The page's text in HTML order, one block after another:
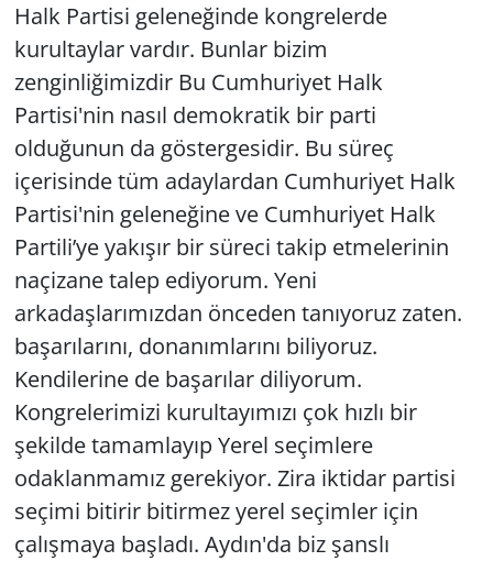
Halk Partisi geleneğinde kongrelerde
kurultaylar vardır. Bunlar bizim
zenginliğimizdir Bu Cumhuriyet Halk
Partisi'nin nasıl demokratik bir parti
olduğunun da göstergesidir. Bu süreç
içerisinde tüm adaylardan Cumhuriyet Halk
Partisi'nin geleneğine ve Cumhuriyet Halk
Partili’ye yakışır bir süreci takip etmelerinin
naçizane talep ediyorum. Yeni
arkadaşlarımızdan önceden tanıyoruz zaten.
başarılarını, donanımlarını biliyoruz.
Kendilerine de başarılar diliyorum.
Kongrelerimizi kurultayımızı çok hızlı bir
şekilde tamamlayıp Yerel seçimlere
odaklanmamız gerekiyor. Zira iktidar partisi
seçimi bitirir bitirmez yerel seçimler için
çalışmaya başladı. Aydın'da biz şanslı